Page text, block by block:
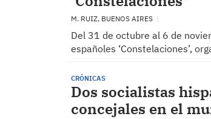
M. RUIZ, BUENOS AIRES
Del 31 de octubre al 6 de
españoles ‘Constelaciones’,
CRÓNICAS
Dos socialistas
concejales en el